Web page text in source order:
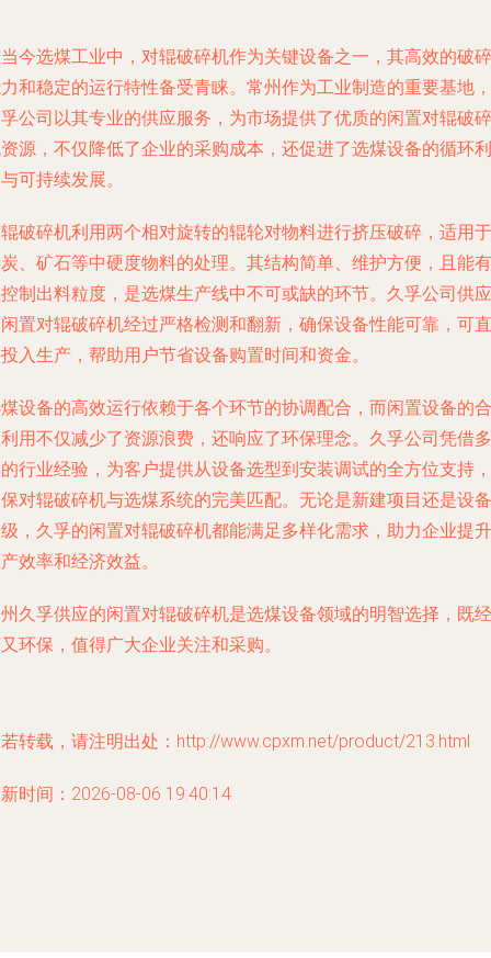
今选煤工业中，对辊破碎机作为关键设备之一，其高效的破碎
和稳定的运行特性备受青睐。常州作为工业制造的重要基地，
公司以其专业的供应服务，为市场提供了优质的闲置对辊破碎
源，不仅降低了企业的采购成本，还促进了选煤设备的循环利
可持续发展。
破碎机利用两个相对旋转的辊轮对物料进行挤压破碎，适用于
、矿石等中硬度物料的处理。其结构简单、维护方便，且能有
制出料粒度，是选煤生产线中不可或缺的环节。久孚公司供应
置对辊破碎机经过严格检测和翻新，确保设备性能可靠，可直
入生产，帮助用户节省设备购置时间和资金。
设备的高效运行依赖于各个环节的协调配合，而闲置设备的合
用不仅减少了资源浪费，还响应了环保理念。久孚公司凭借多
行业经验，为客户提供从设备选型到安装调试的全方位支持，
对辊破碎机与选煤系统的完美匹配。无论是新建项目还是设备
，久孚的闲置对辊破碎机都能满足多样化需求，助力企业提升
效率和经济效益。
久孚供应的闲置对辊破碎机是选煤设备领域的明智选择，既经
环保，值得广大企业关注和采购。
转载，请注明出处：http://www.cpxm.net/product/213.html
时间：2026-08-06 19:40:14